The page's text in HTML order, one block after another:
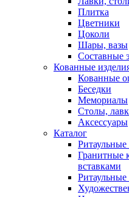
Плитка
Цветники
Цоколи
Шары, вазы
Составные
Кованные
Кованные
Беседки
Мемориалы
Столы,
Аксессуары
Каталог
Гранитные
вставками
Ритаульные